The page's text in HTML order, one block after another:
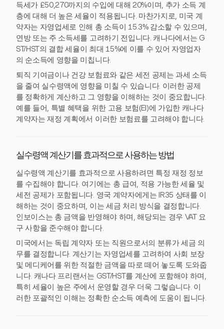
득세가 £50,270까지의 수입에 대해 20%이며, 추가 소득 계
층에 대해 더 높은 세율이 적용됩니다. 마찬가지로, 미국 계
약자는 자영업세로 인해 총 소득이 15.3% 감소할 수 있으며,
연방 또는 주 소득세를 고려하기 전입니다. 캐나다에서는 G
ST/HST의 결합 세율이 최대 15%에 이를 수 있어 자영업자
의 순소득에 영향을 미칩니다.
퇴직 기여금이나 건강 보험료와 같은 세전 공제는 과세 소득
을 줄여 실수령액에 영향을 미칠 수 있습니다. 이러한 공제
를 정확하게 계산하고 그 영향을 이해하는 것이 중요합니다.
예를 들어, 특별 혜택을 위한 고용 보험(EI)에 가입한 캐나다
계약자는 재정 계획에서 이러한 보험료를 고려해야 합니다.
실수령액 계산기를 효과적으로 사용하는 방법
실수령액 계산기를 효과적으로 사용하려면 특정 재정 정보
를 수집해야 합니다. 여기에는 총 급여, 적용 가능한 세율 및
세전 공제가 포함됩니다. 영국 계약자에게는 IR35 상태를 이
해하는 것이 중요하며, 이는 세금 처리 방식을 결정합니다.
인보이스는 총 금액을 반영해야 하며, 해당되는 경우 VAT 요
구 사항을 준수해야 합니다.
미국에서는 독립 계약자 또는 직원으로서의 분류가 세금 의
무를 결정합니다. 계산기는 자영업세를 고려하여 사회 보장
및 메디케어를 위한 적절한 금액을 따로 떼어 놓도록 도와줍
니다. 캐나다 프리랜서는 GST/HST를 계산에 포함해야 하며,
특히 세율이 높은 주에서 운영할 경우 더욱 그렇습니다. 이
러한 포괄적인 이해는 정확한 순소득 예측에 도움이 됩니다.